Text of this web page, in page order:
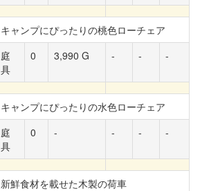
キャンプにぴったりの桃色ローチェア
庭
具
0 3,990 G - - -
キャンプにぴったりの水色ローチェア
庭
具
0 - - - -
新鮮食材を載せた木製の荷車